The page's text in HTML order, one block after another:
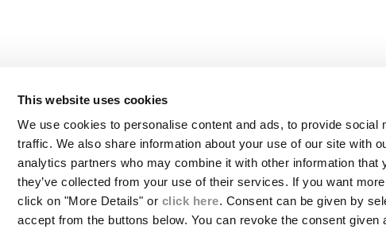
This website uses cookies
We use cookies to personalise content and ads, to provide social
traffic. We also share information about your use of our site with
analytics partners who may combine it with other information that
they’ve collected from your use of their services. If you want
click on "More Details" or click here. Consent can be given by
accept from the buttons below. You can revoke the consent given
LA
à des
et des
sur
ABOUT
NOTRE HISTOIRE
TEINTURE EN PIÈCE
DES VÊTEMENTS EMBLÉMATIQUES
CERTIFICATION DES LENTILLES
CARRIÈRES
PROGRAMME DE RESPONSABILITÉ